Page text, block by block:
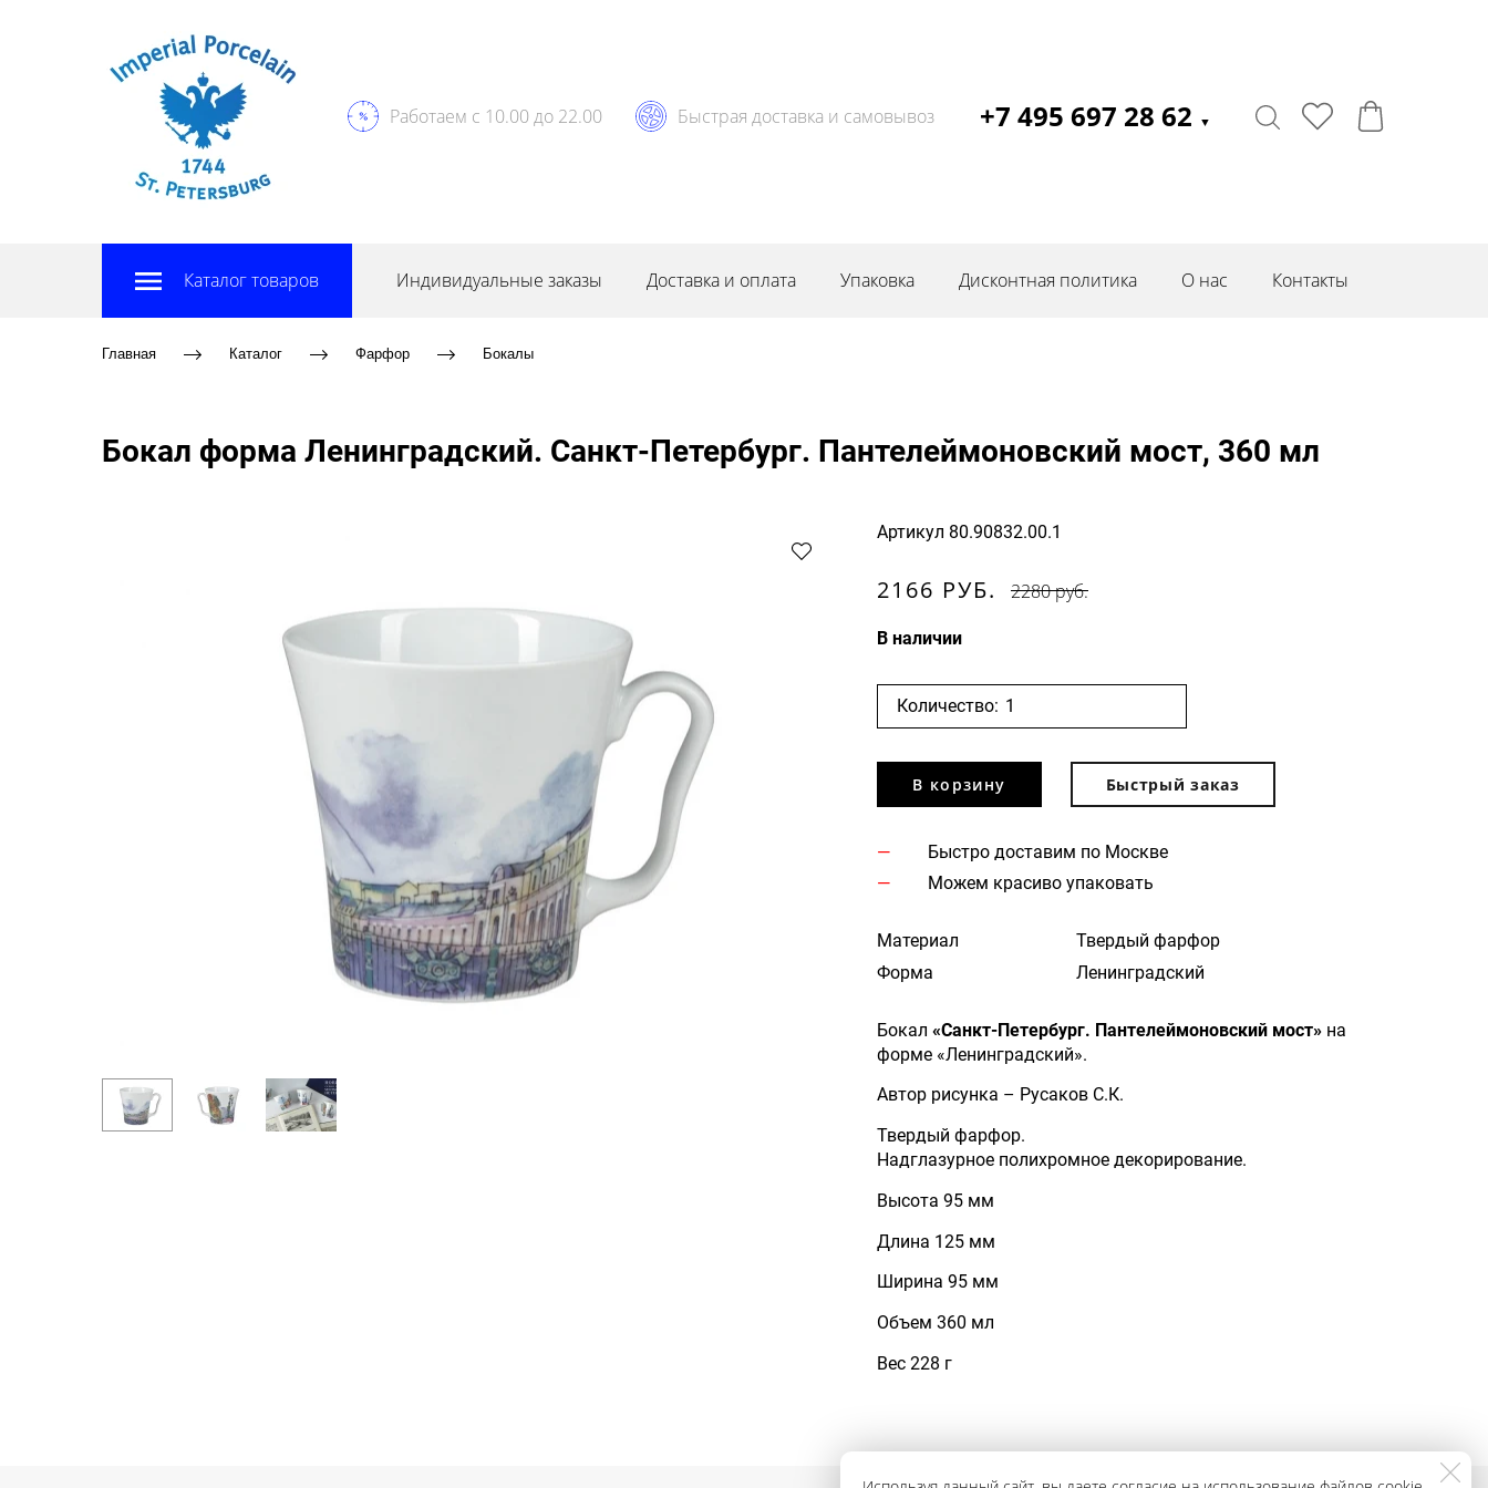
Работаем с 10.00 до 22.00 Быстрая доставка и самовывоз +7 495 697 28 62 ▼
Каталог товаров Индивидуальные заказы Доставка и оплата Упаковка Дисконтная политика О нас Контакты
Главная Каталог Фарфор Бокалы
Бокал форма Ленинградский. Санкт-Петербург. Пантелеймоновский мост, 360 мл
Артикул 80.90832.00.1
2166 РУБ. 2280 руб.
В наличии
Количество:
В корзину Быстрый заказ
Быстро доставим по Москве
Можем красиво упаковать
Материал
Твердый фарфор
Форма
Ленинградский
Бокал «Санкт-Петербург. Пантелеймоновский мост» на
форме «Ленинградский».
Автор рисунка – Русаков С.К.
Твердый фарфор.
Надглазурное полихромное декорирование.
Высота 95 мм
Длина 125 мм
Ширина 95 мм
Объем 360 мл
Вес 228 г